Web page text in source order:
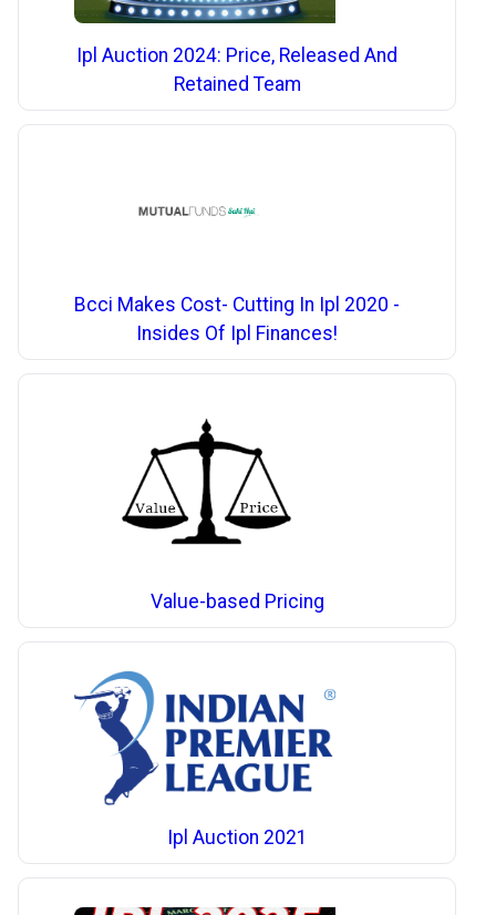
Ipl Auction 2024: Price, Released And
Retained Team
Bcci Makes Cost- Cutting In Ipl 2020 -
Insides Of Ipl Finances!
Value-based Pricing
Ipl Auction 2021